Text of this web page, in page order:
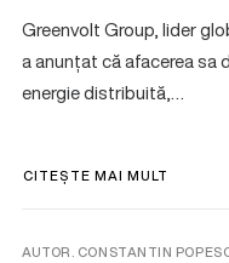
Greenvolt Group, lider
a anunțat că afacerea sa
energie distribuită,…
CITEȘTE MAI MULT
AUTOR. CONSTANTIN